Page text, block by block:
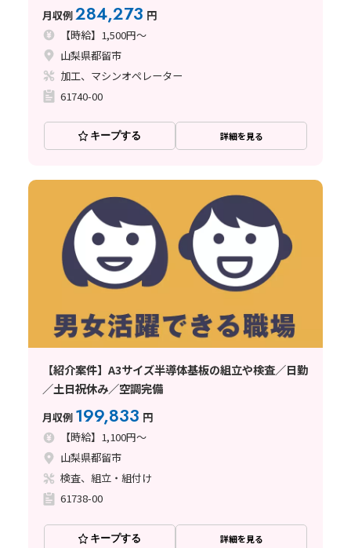
月収例284,273 円
【時給】1,500円～
山梨県都留市
加工、マシンオペレーター
61740-00
キープする 詳細を見る
【紹介案件】A3サイズ半導体基板の組立や検査／日勤
／土日祝休み／空調完備
月収例 199,833 円
【時給】1,100円～
山梨県都留市
検査、組立・組付け
61738-00
キープする 詳細を見る